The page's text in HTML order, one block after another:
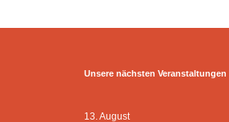
Unsere nächsten Veranstaltungen
13. August